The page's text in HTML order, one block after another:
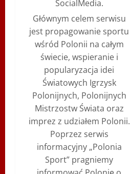
SocialMedia.
Głównym celem serwisu
jest propagowanie sportu
wśród Polonii na całym
świecie, wspieranie i
popularyzacja idei
Światowych Igrzysk
Polonijnych, Polonijnych
Mistrzostw Świata oraz
imprez z udziałem Polonii.
Poprzez serwis
informacyjny „Polonia
Sport” pragniemy